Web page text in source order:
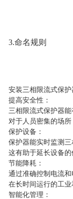
3.命名规则
安装三相限流式保
提高安全性：
三相限流式保护器
对于人员密集的场
保护设备：
保护器能实时监测
这有助于延长设备
节能降耗：
通过准确控制电流
在长时间运行的工
智能化管理：